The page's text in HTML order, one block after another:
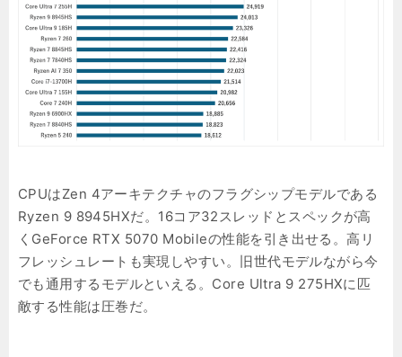
CPUはZen 4アーキテクチャのフラグシップモデルである
Ryzen 9 8945HXだ。16コア32スレッドとスペックが高
くGeForce RTX 5070 Mobileの性能を引き出せる。高リ
フレッシュレートも実現しやすい。旧世代モデルながら今
でも通用するモデルといえる。Core Ultra 9 275HXに匹
敵する性能は圧巻だ。